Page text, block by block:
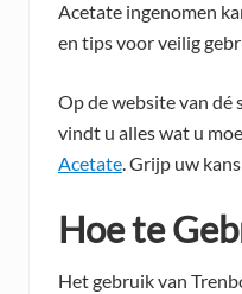
Acetate ingenomen
en tips voor veilig
Op de website van dé
vindt u alles wat u
Acetate. Grijp uw
Hoe te
Het gebruik van